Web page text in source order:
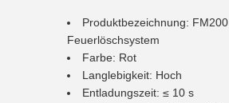
Produktbezeichnung: FM200
Feuerlöschsystem
Farbe: Rot
Langlebigkeit: Hoch
Entladungszeit: ≤ 10 s